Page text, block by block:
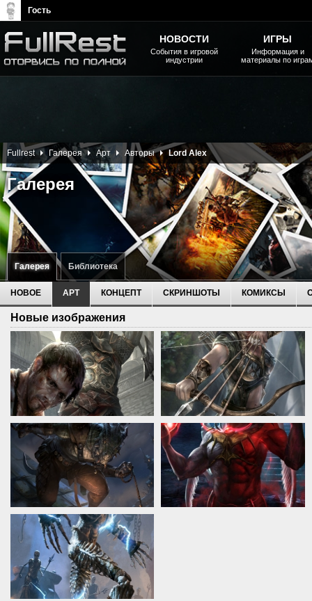
Галерея Библиотека
Галерея
Fullrest Галерея Арт Авторы Lord Alex
НОВОЕ АРТ КОНЦЕПТ СКРИНШОТЫ КОМИКСЫ
Новые изображения
НОВОСТИ
События в игровой
индустрии
ИГРЫ
Информация и
материалы по
Гость